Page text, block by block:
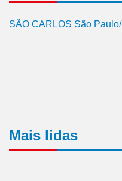
SÃO CARLOS São
Mais lidas